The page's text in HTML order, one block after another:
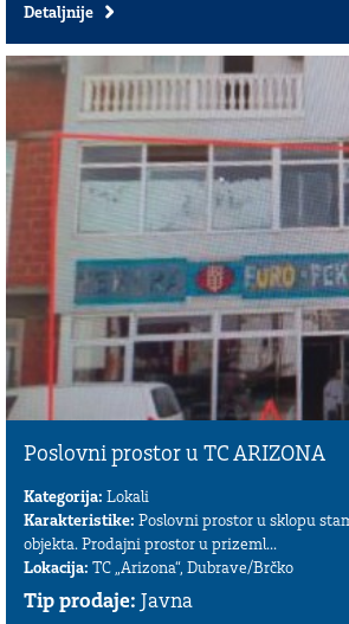
Detaljnije
Poslovni prostor u TC ARIZONA
Kategorija: Lokali
Karakteristike: Poslovni prostor u sklopu
objekta. Prodajni prostor u prizeml...
Lokacija: TC „Arizona“, Dubrave/Brčko
Tip prodaje: Javna